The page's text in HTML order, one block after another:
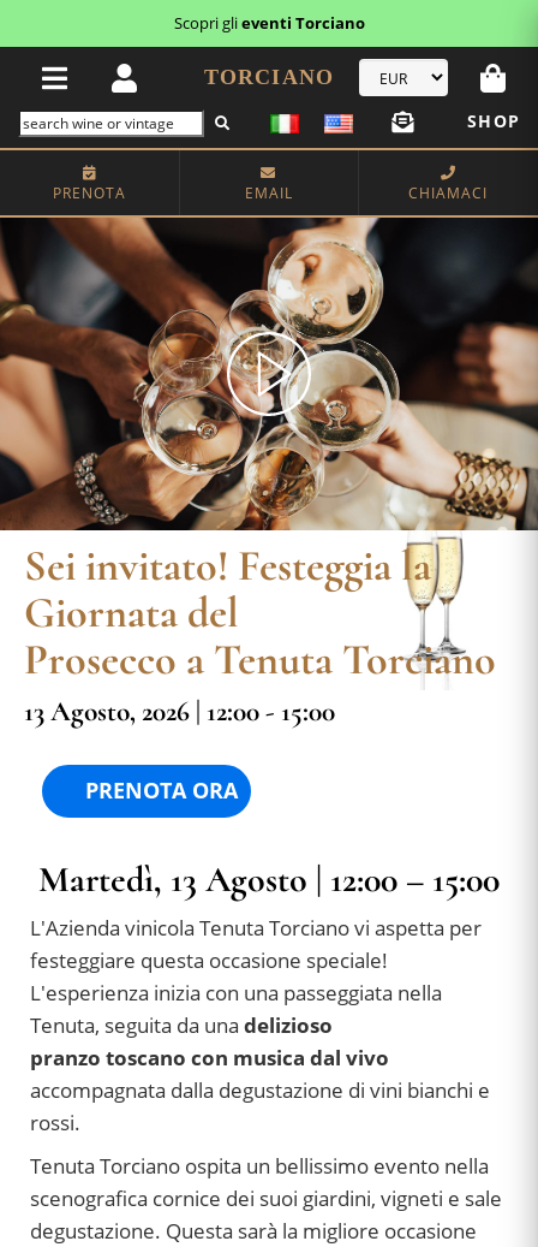
Scopri ibuoni regalo
TORCIANO
SHOP
PRENOTA EMAIL CHIAMACI
Sei invitato! Festeggia la
Giornata del
Prosecco a Tenuta Torciano
13 Agosto, 2026 | 12:00 - 15:00
PRENOTA ORA
Martedì, 13 Agosto | 12:00 – 15:00
L'Azienda vinicola Tenuta Torciano vi aspetta per
festeggiare questa occasione speciale!
L'esperienza inizia con una passeggiata nella
Tenuta, seguita da una delizioso
pranzo toscano con musica dal vivo
accompagnata dalla degustazione di vini bianchi e
rossi.
Tenuta Torciano ospita un bellissimo evento nella
scenografica cornice dei suoi giardini, vigneti e sale
degustazione. Questa sarà la migliore occasione